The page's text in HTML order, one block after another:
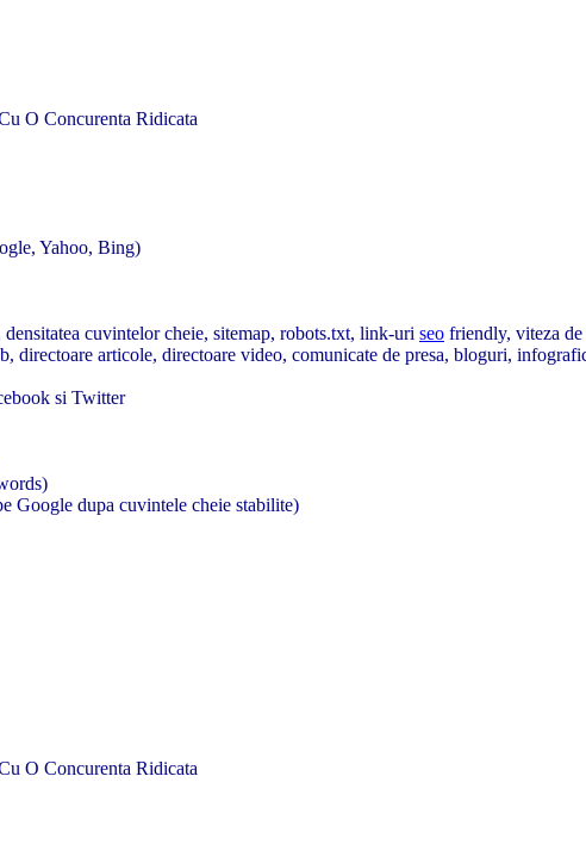
O Concurenta Ridicata
Yahoo, Bing)
cuvintelor cheie, sitemap, robots.txt, link-uri seo friendly, viteza de
directoare articole, directoare video, comunicate de presa, bloguri,
si Twitter
Google dupa cuvintele cheie stabilite)
O Concurenta Ridicata